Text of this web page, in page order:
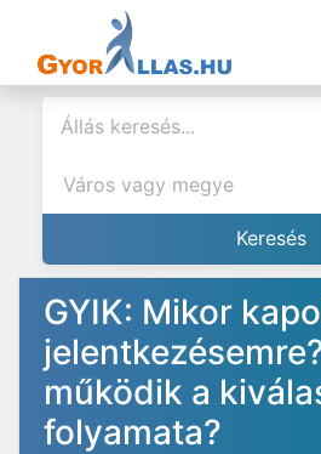
GYIK: Mikor
működik a
folyamata?